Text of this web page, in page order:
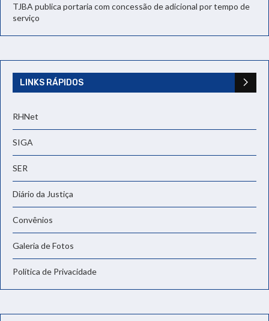
TJBA publica portaria com concessão de adicional por tempo de
serviço
LINKS RÁPIDOS
RHNet
SIGA
SER
Diário da Justiça
Convênios
Galeria de Fotos
Política de Privacidade